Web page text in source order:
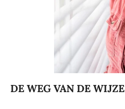
DE WEG VAN DE WIJZE